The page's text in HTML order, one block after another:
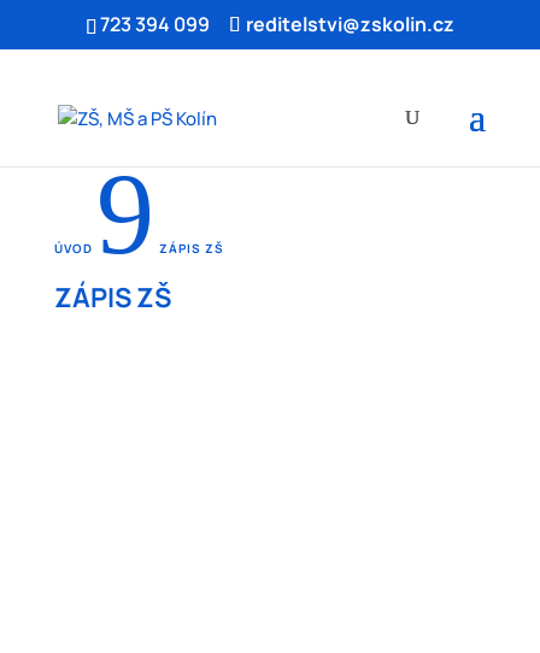
723 394 099 reditelstvi@zskolin.cz
ÚVOD 9 ZÁPIS ZŠ
ZÁPIS ZŠ